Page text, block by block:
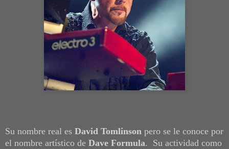
Su nombre real es David Tomlinson pero se le conoce por
el nombre artístico de Dave Formula. Su actividad como